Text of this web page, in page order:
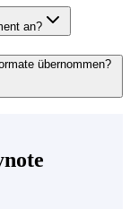
an?
übernommen?